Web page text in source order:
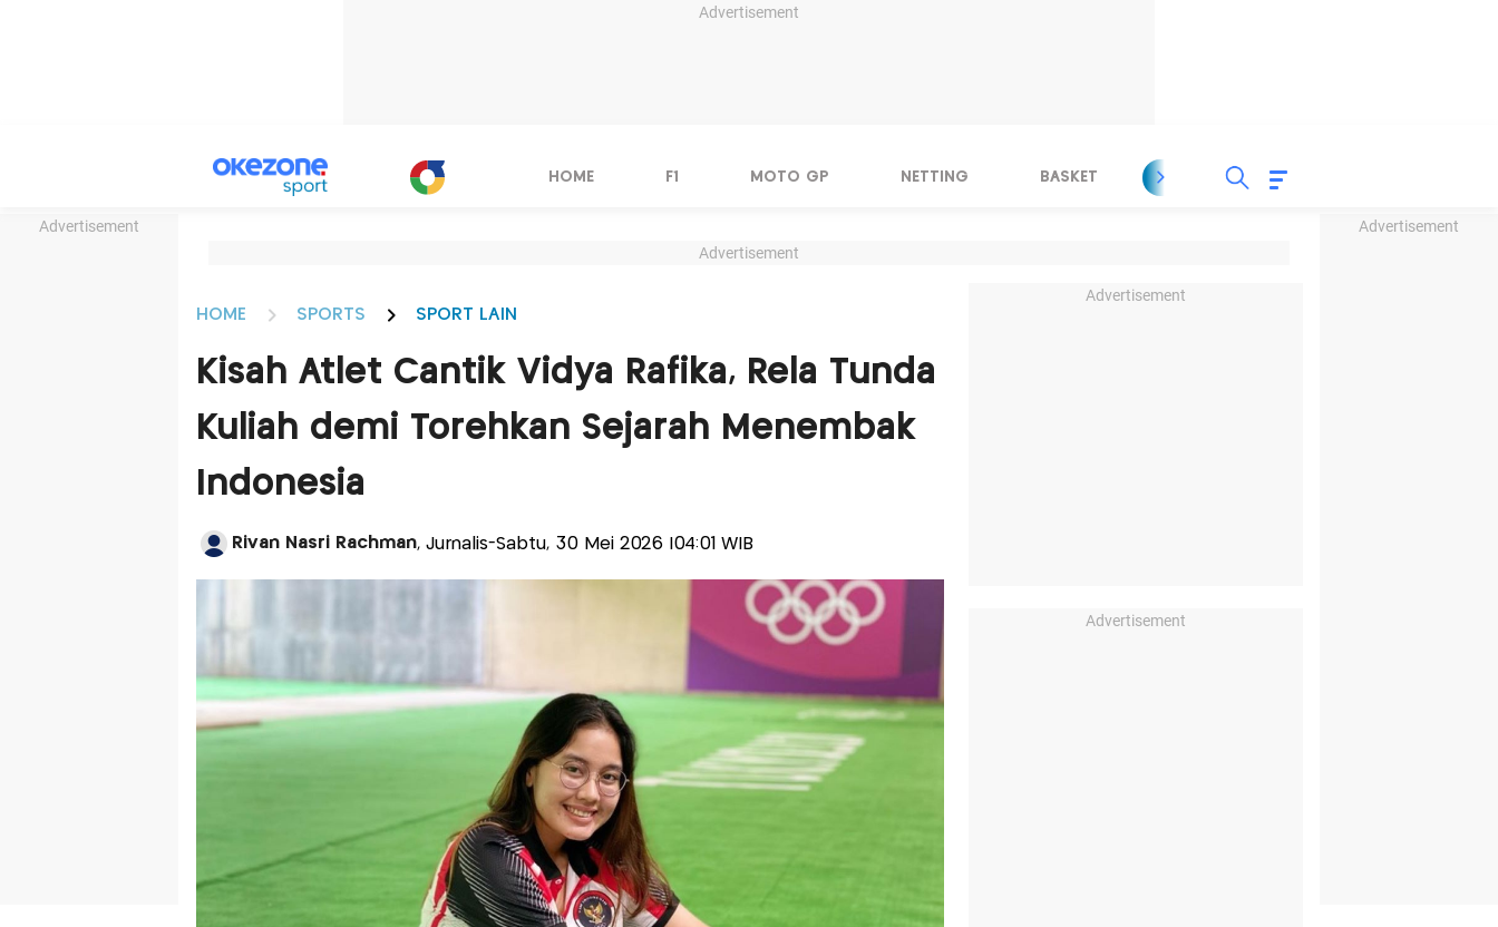
Advertisement
Advertisement Advertisement
HOME F1 MOTO GP NETTING BASKET SPORT LAIN
Advertisement
HOME SPORTS SPORT LAIN
Kisah Atlet Cantik Vidya Rafika, Rela Tunda
Kuliah demi Torehkan Sejarah Menembak
Indonesia
Rivan Nasri Rachman, Jurnalis-Sabtu, 30 Mei 2026 |04:01 WIB
Advertisement
Advertisement